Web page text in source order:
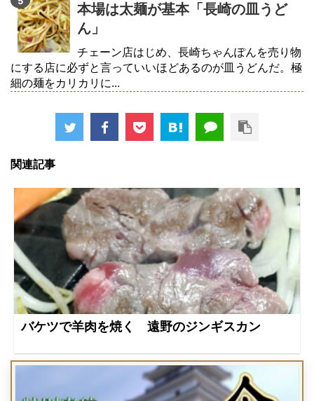
本場は太麺が基本「長崎の皿うど
ん」
チェーン店はじめ、長崎ちゃんぽんを売り物
にする店に必ずと言っていいほどあるのが皿うどんだ。極
細の麺をカリカリに...
関連記事
バケツで羊肉を焼く 遠野のジンギスカン